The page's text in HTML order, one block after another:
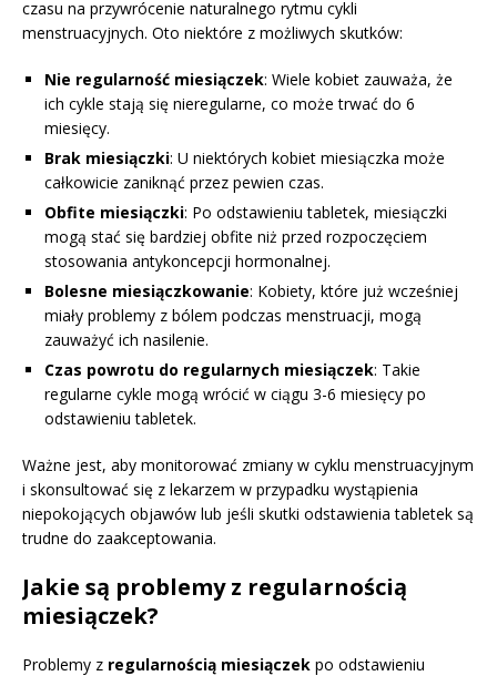
czasu na przywrócenie naturalnego rytmu cykli
menstruacyjnych. Oto niektóre z możliwych skutków:
Nie regularność miesiączek: Wiele kobiet zauważa, że
ich cykle stają się nieregularne, co może trwać do 6
miesięcy.
Brak miesiączki: U niektórych kobiet miesiączka może
całkowicie zaniknąć przez pewien czas.
Obfite miesiączki: Po odstawieniu tabletek, miesiączki
mogą stać się bardziej obfite niż przed rozpoczęciem
stosowania antykoncepcji hormonalnej.
Bolesne miesiączkowanie: Kobiety, które już wcześniej
miały problemy z bólem podczas menstruacji, mogą
zauważyć ich nasilenie.
Czas powrotu do regularnych miesiączek: Takie
regularne cykle mogą wrócić w ciągu 3-6 miesięcy po
odstawieniu tabletek.
Ważne jest, aby monitorować zmiany w cyklu menstruacyjnym
i skonsultować się z lekarzem w przypadku wystąpienia
niepokojących objawów lub jeśli skutki odstawienia tabletek są
trudne do zaakceptowania.
Jakie są problemy z regularnością
miesiączek?
Problemy z regularnością miesiączek po odstawieniu